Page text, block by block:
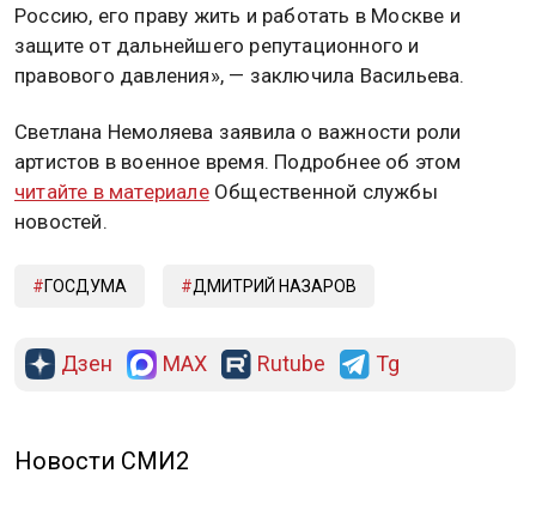
Россию, его праву жить и работать в Москве и
защите от дальнейшего репутационного и
правового давления», — заключила Васильева.
Светлана Немоляева заявила о важности роли
артистов в военное время. Подробнее об этом
читайте в материалеОбщественной службы
новостей.
ГОСДУМА ДМИТРИЙ НАЗАРОВ
Дзен MAX Rutube Tg
Новости СМИ2